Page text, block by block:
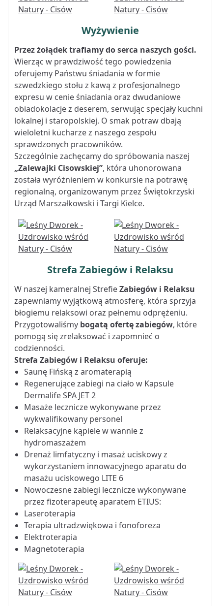
Wyżywienie
Przez żołądek trafiamy do serca naszych gości.
Wierząc w prawdziwość tego powiedzenia
oferujemy Państwu śniadania w formie
szwedzkiego stołu z kawą z profesjonalnego
expresu w cenie śniadania oraz dwudaniowe
obiadokolacje z deserem, serwując specjały kuchni
lokalnej i staropolskiej. O smak potraw dbają
wieloletni kucharze z naszego zespołu
sprawdzonych pracowników.
Szczególnie zachęcamy do spróbowania naszej
„Zalewajki Cisowskiej”, która uhonorowana
została wyróżnieniem w konkursie na potrawę
regionalną, organizowanym przez Świętokrzyski
Urząd Marszałkowski i Targi Kielce.
Strefa Zabiegów i Relaksu
W naszej kameralnej StrefieZabiegów i Relaksu
zapewniamy wyjątkową atmosferę, która sprzyja
błogiemu relaksowi oraz pełnemu odprężeniu.
Przygotowaliśmy bogatą ofertę zabiegów, które
pomogą się zrelaksować i zapomnieć o
codzienności.
Strefa Zabiegów i Relaksu oferuje:
Saunę Fińską z aromaterapią
Regenerujące zabiegi na ciało w Kapsule
Dermalife SPA JET 2
Masaże lecznicze wykonywane przez
wykwalifikowany personel
Relaksacyjne kąpiele w wannie z
hydromaszażem
Drenaż limfatyczny i masaż uciskowy z
wykorzystaniem innowacyjnego aparatu do
masażu uciskowego LITE 6
Nowoczesne zabiegi lecznicze wykonywane
przez fizoterapeutę aparatem ETIUS:
Laseroterapia
Terapia ultradzwiękowa i fonoforeza
Elektroterapia
Magnetoterapia